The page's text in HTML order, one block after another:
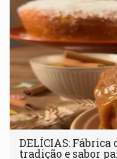
DELÍCIAS:
tradição e sabor